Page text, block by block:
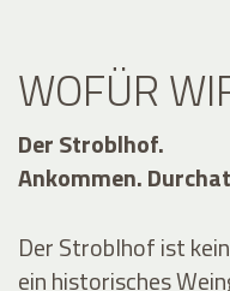
WOFÜR
Der Stroblhof.
Ankommen.
Der Stroblhof ist
ein historisches